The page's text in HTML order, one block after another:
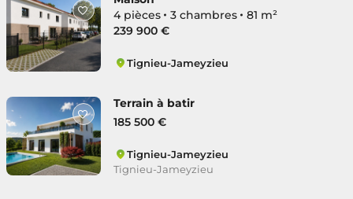
4 pièces
3 chambres
81 m²
239 900 €
Tignieu-Jameyzieu
Terrain à batir
185 500 €
Tignieu-Jameyzieu
Tignieu-Jameyzieu